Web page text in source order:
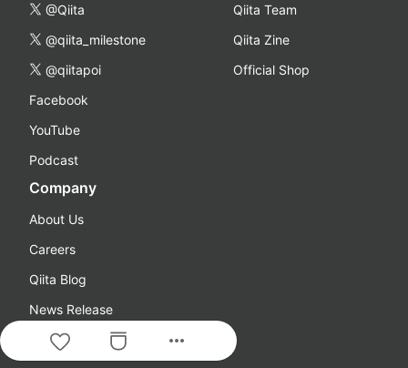
more_horiz
@Qiita
@qiita_milestone
@qiitapoi
Facebook
YouTube
Podcast
Qiita Team
Qiita Zine
Official Shop
Company
About Us
Careers
Qiita Blog
News Release